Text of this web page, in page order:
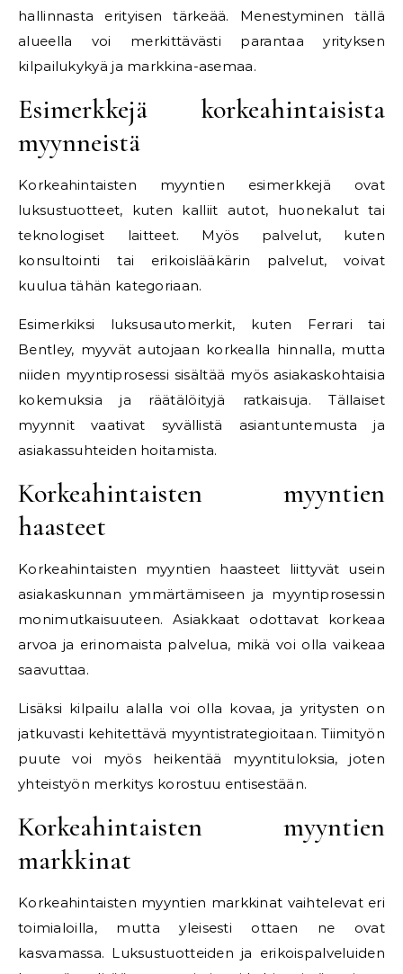
hallinnasta erityisen tärkeää. Menestyminen tällä
alueella voi merkittävästi parantaa yrityksen
kilpailukykyä ja markkina-asemaa.
Esimerkkejä korkeahintaisista
myynneistä
Korkeahintaisten myyntien esimerkkejä ovat
luksustuotteet, kuten kalliit autot, huonekalut tai
teknologiset laitteet. Myös palvelut, kuten
konsultointi tai erikoislääkärin palvelut, voivat
kuulua tähän kategoriaan.
Esimerkiksi luksusautomerkit, kuten Ferrari tai
Bentley, myyvät autojaan korkealla hinnalla, mutta
niiden myyntiprosessi sisältää myös asiakaskohtaisia
kokemuksia ja räätälöityjä ratkaisuja. Tällaiset
myynnit vaativat syvällistä asiantuntemusta ja
asiakassuhteiden hoitamista.
Korkeahintaisten myyntien
haasteet
Korkeahintaisten myyntien haasteet liittyvät usein
asiakaskunnan ymmärtämiseen ja myyntiprosessin
monimutkaisuuteen. Asiakkaat odottavat korkeaa
arvoa ja erinomaista palvelua, mikä voi olla vaikeaa
saavuttaa.
Lisäksi kilpailu alalla voi olla kovaa, ja yritysten on
jatkuvasti kehitettävä myyntistrategioitaan. Tiimityön
puute voi myös heikentää myyntituloksia, joten
yhteistyön merkitys korostuu entisestään.
Korkeahintaisten myyntien
markkinat
Korkeahintaisten myyntien markkinat vaihtelevat eri
toimialoilla, mutta yleisesti ottaen ne ovat
kasvamassa. Luksustuotteiden ja erikoispalveluiden